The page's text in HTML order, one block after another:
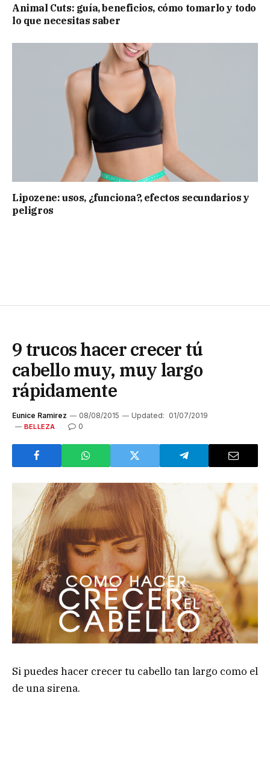
Animal Cuts: guía, beneficios, cómo tomarlo y todo
lo que necesitas saber
Lipozene: usos, ¿funciona?, efectos secundarios y
peligros
9 trucos hacer crecer tú
cabello muy, muy largo
rápidamente
Eunice Ramirez 08/08/2015 Updated: 01/07/2019
BELLEZA 0
Si puedes hacer crecer tu cabello tan largo como el
de una sirena.